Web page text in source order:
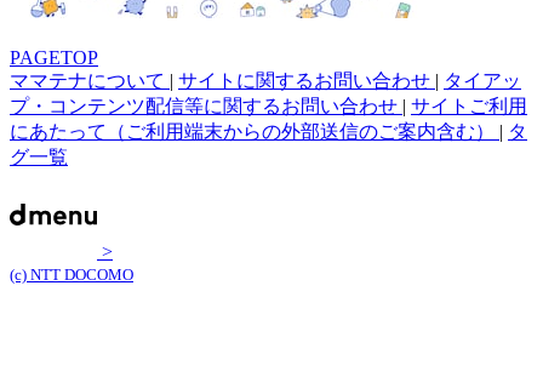
PAGETOP
ママテナについて | サイトに関するお問い合わせ | タイアッ
プ・コンテンツ配信等に関するお問い合わせ | サイトご利用
にあたって（ご利用端末からの外部送信のご案内含む） | タ
グ一覧
>
(c) NTT DOCOMO